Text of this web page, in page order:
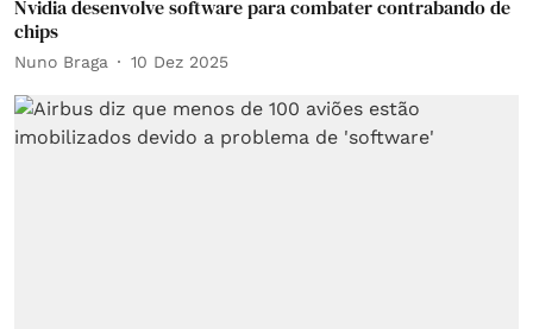
Nvidia desenvolve software para combater contrabando de
chips
Nuno Braga 10 Dez 2025